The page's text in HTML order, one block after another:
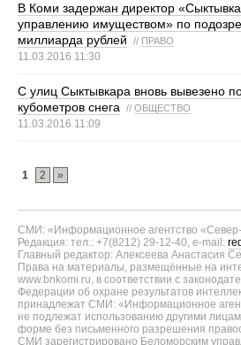
В Коми задержан директор
управлению имуществом» по
миллиарда рублей
// ПРАВО
11.03.2016 11:30
С улиц Сыктывкара вновь вывезено
кубометров снега // ОБЩЕСТВО
11.03.2016 11:09
1 2 »
СМИ: «Информационное агентство
Редакция: тел.: +7(8212) 29-12-40, e-mail:
Главный редактор: Алексеева Анастасия
Права на материалы, размещённые на
www.bnkomi.ru, в соответствии с
Федерации об охране результатов
принадлежат СМИ: «Информационное
не подлежат использованию другими
форме без письменного разрешения
СМИ зарегистрировано Беломорским